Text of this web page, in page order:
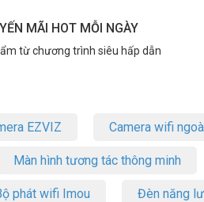
MÃI HOT MỖI NGÀY
từ chương trình siêu hấp dẫn
EZVIZ Camera wifi
Màn hình tương tác thông minh
phát wifi Imou Đèn năng